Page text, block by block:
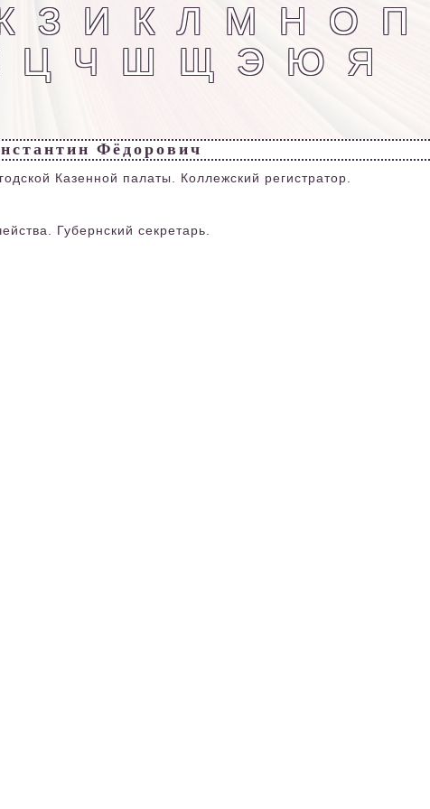
З И К Л М Н О П
Ц Ч Ш Щ Э Ю Я
Фёдорович
Казенной палаты. Коллежский регистратор.
Губернский секретарь.